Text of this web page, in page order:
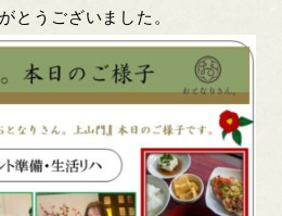
とうございました。